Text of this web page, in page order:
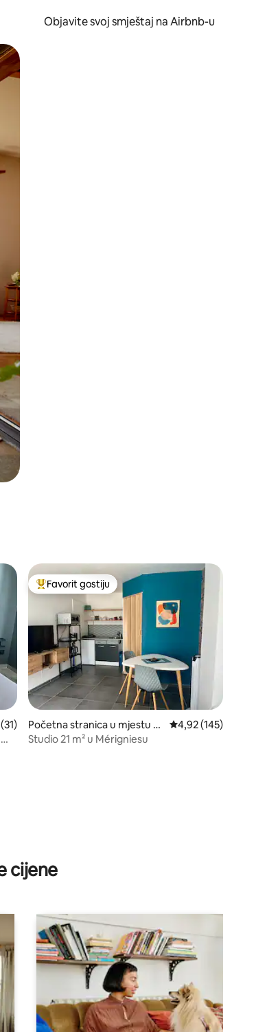
Objavite svoj smještaj na Airbnb-u
ocjena 4,94 od 5, recenzija: 31
Glavni favorit gostiju
Favorit gostiju
Početna stranica u mjestu M
érignies
prosječna ocjena 4,92
4,92 (145)
Studio 21 m² u Mérigniesu
cijene